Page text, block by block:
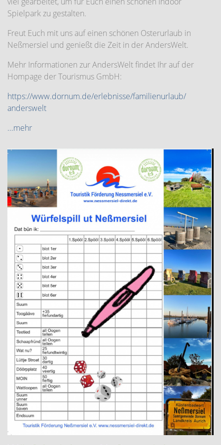
Spielpark zu gestalten.
Freut Euch mit uns auf einen schönen Osterurlaub in
Neßmersiel und genießt die Zeit in der AndersWelt.
Mehr Informationen zur AndersWelt findet Ihr auf der
Hompage der Tourismus GmbH:
https://www.dornum.de/erlebnisse/familienurlaub/
anderswelt
...mehr